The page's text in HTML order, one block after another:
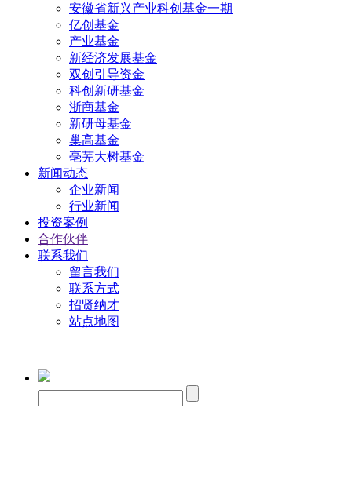
安徽省新兴产业科创基金一期
亿创基金
产业基金
新经济发展基金
双创引导资金
科创新研基金
浙商基金
新研母基金
巢高基金
亳芜大树基金
新闻动态
企业新闻
行业新闻
投资案例
合作伙伴
联系我们
留言我们
联系方式
招贤纳才
站点地图